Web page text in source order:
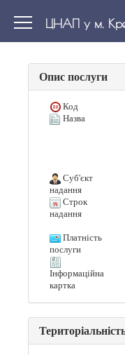
ЦНАП у м.
Опис послуги
Код
Назва
Суб'єкт
надання
Строк
надання
Платність
послуги
Інформаційна
картка